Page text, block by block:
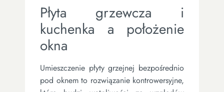
Płyta grzewcza i
kuchenka a położenie
okna
Umieszczenie płyty grzejnej bezpośrednio
pod oknem to rozwiązanie kontrowersyjne,